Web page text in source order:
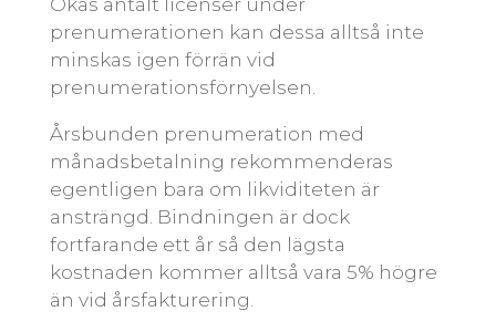
Ökas antalt licenser under
prenumerationen kan dessa alltså inte
minskas igen förrän vid
prenumerationsförnyelsen.
Årsbunden prenumeration med
månadsbetalning rekommenderas
egentligen bara om likviditeten är
ansträngd. Bindningen är dock
fortfarande ett år så den lägsta
kostnaden kommer alltså vara 5% högre
än vid årsfakturering.